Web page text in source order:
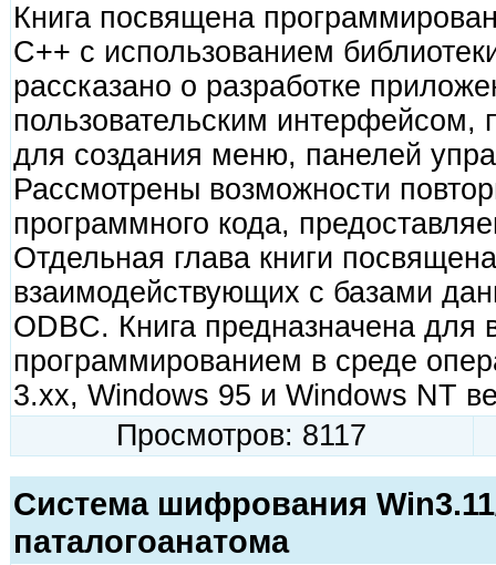
Книга посвящена
С++ с использованием
рассказано о разработке
пользовательским интерфейсом,
для создания меню, панелей
Рассмотрены возможности
программного кода,
Отдельная глава книги
взаимодействующих с базами
ODBC. Книга предназначена для
программированием в среде
3.xx, Windows 95 и Windows NT
Просмотров: 8117
Система шифрования
паталогоанатома